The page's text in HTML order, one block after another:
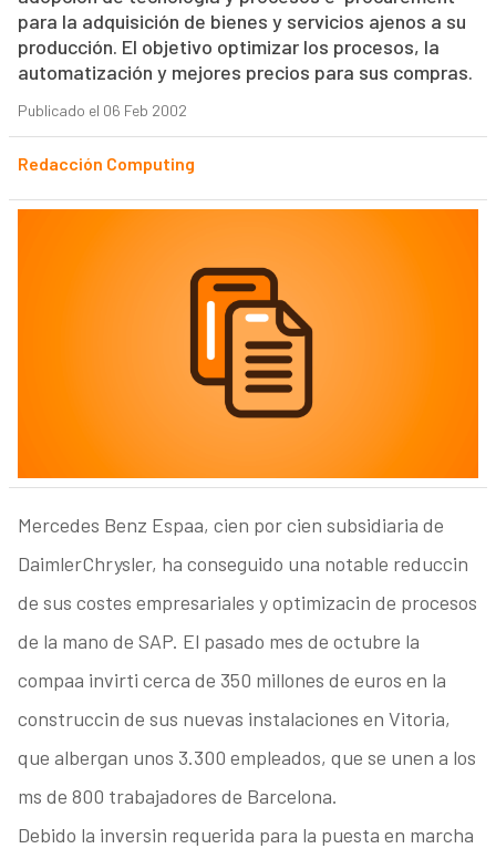
para la adquisición de bienes y servicios ajenos a su
producción. El objetivo optimizar los procesos, la
automatización y mejores precios para sus compras.
Publicado el 06 Feb 2002
Redacción Computing
Mercedes Benz Espaa, cien por cien subsidiaria de
DaimlerChrysler, ha conseguido una notable reduccin
de sus costes empresariales y optimizacin de procesos
de la mano de SAP. El pasado mes de octubre la
compaa invirti cerca de 350 millones de euros en la
construccin de sus nuevas instalaciones en Vitoria,
que albergan unos 3.300 empleados, que se unen a los
ms de 800 trabajadores de Barcelona.
Debido la inversin requerida para la puesta en marcha